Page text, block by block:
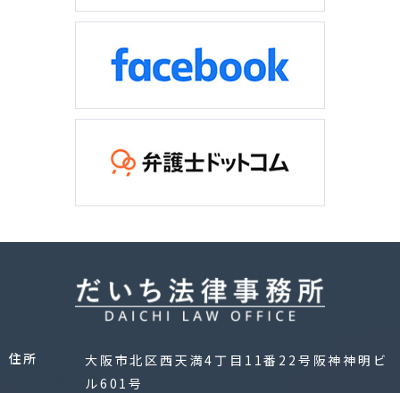
住所
大阪市北区西天満4丁目11番22号阪神神明ビ
ル601号